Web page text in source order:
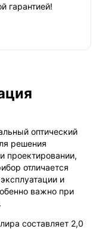
гарантией!
оптический
решения
проектировании,
отличается
и
важно при
составляет 2,0